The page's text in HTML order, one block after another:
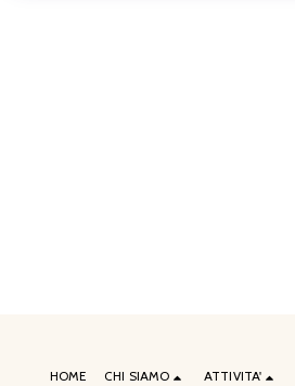
HOME CHI SIAMO ATTIVITA'